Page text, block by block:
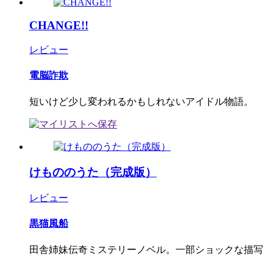
CHANGE!!
レビュー
電脳詐欺
短いけど少し変われるかもしれないアイドル物語。
けもののうた（完成版）
レビュー
黒猫風船
田舎姉妹伝奇ミステリーノベル。一部ショックな描写